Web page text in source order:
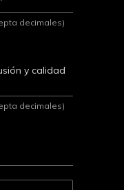
decimales)
y calidad
decimales)